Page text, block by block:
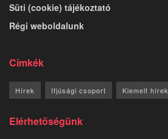
Süti (cookie) tájékoztató
Régi weboldalunk
Címkék
Hírek Ifjúsági csoport Kiemelt hírek
Elérhetőségünk